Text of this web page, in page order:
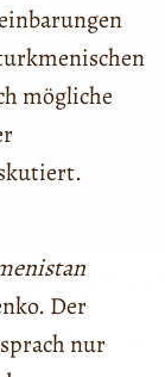
mögliche
Der
nur